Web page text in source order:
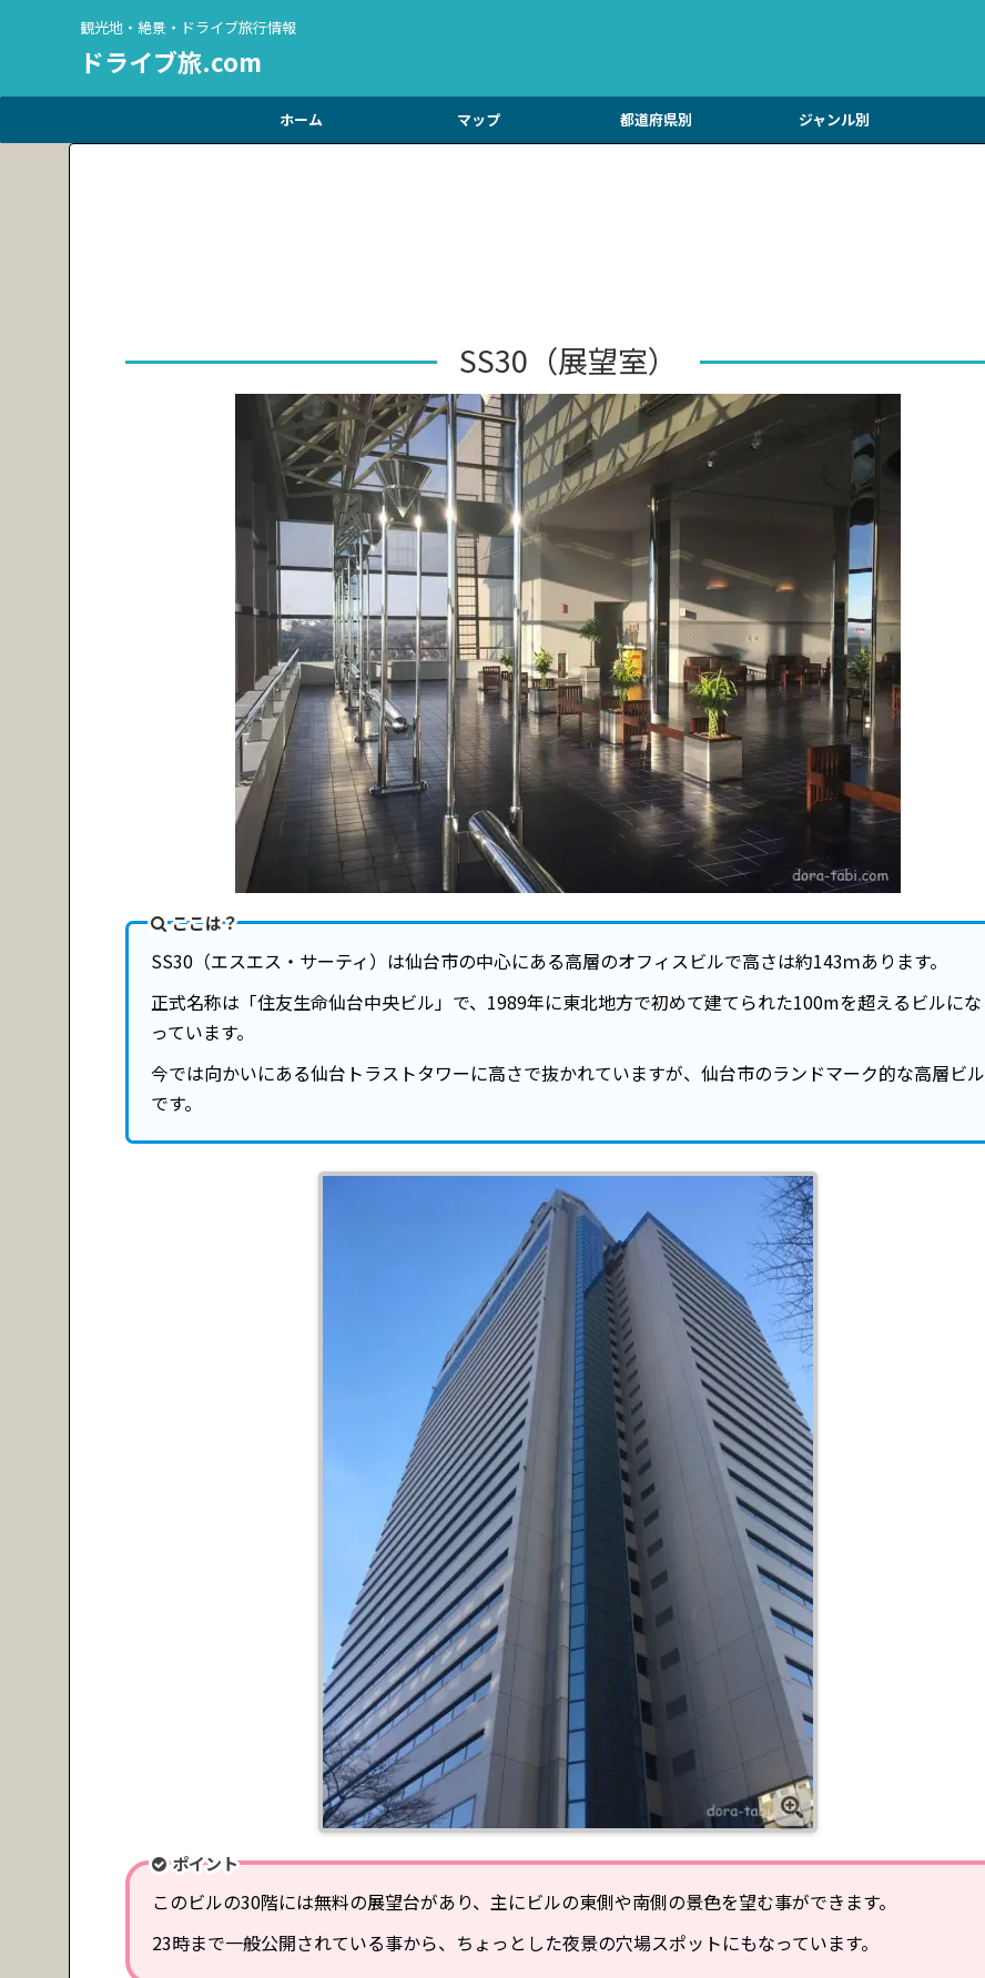
観光地・絶景・ドライブ旅行情報
ドライブ旅.com
ホーム マップ 都道府県別 ジャンル別
SS30（展望室）
ここは？
SS30（エスエス・サーティ）は仙台市の中心にある高層のオフィスビルで高さは約143ｍあります。
正式名称は「住友生命仙台中央ビル」で、1989年に東北地方で初めて建てられた100mを超えるビルにな
っています。
今では向かいにある仙台トラストタワーに高さで抜かれていますが、仙台市のランドマーク的な高層ビル
です。
ポイント
このビルの30階には無料の展望台があり、主にビルの東側や南側の景色を望む事ができます。
23時まで一般公開されている事から、ちょっとした夜景の穴場スポットにもなっています。